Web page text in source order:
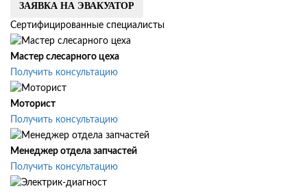
ЗАЯВКА НА ЭВАКУАТОР
Сертифицированные специалисты
Мастер слесарного цеха
Получить консультацию
Моторист
Получить консультацию
Менеджер отдела запчастей
Получить консультацию